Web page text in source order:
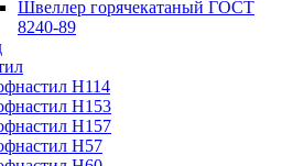
Швеллер горячекатаный ГОСТ
8240-89
Н114
Н153
Н157
Н57